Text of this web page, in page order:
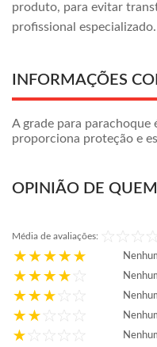
produto, para evitar
profissional especializado.
INFORMAÇÕES
A grade para parachoque
proporciona proteção e
OPINIÃO DE
Média de avaliações: